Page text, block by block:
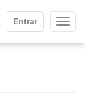
Entrar